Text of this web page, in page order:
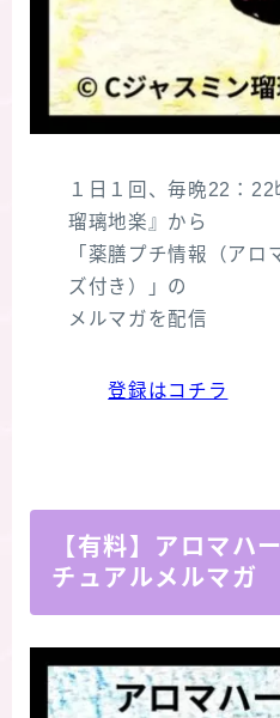
１日１回、毎晩22：
瑠璃地楽』から
「薬膳プチ情報（アロ
ズ付き）」の
メルマガを配信
登録はコチラ
【有料】アロマハ
チュアルメルマガ